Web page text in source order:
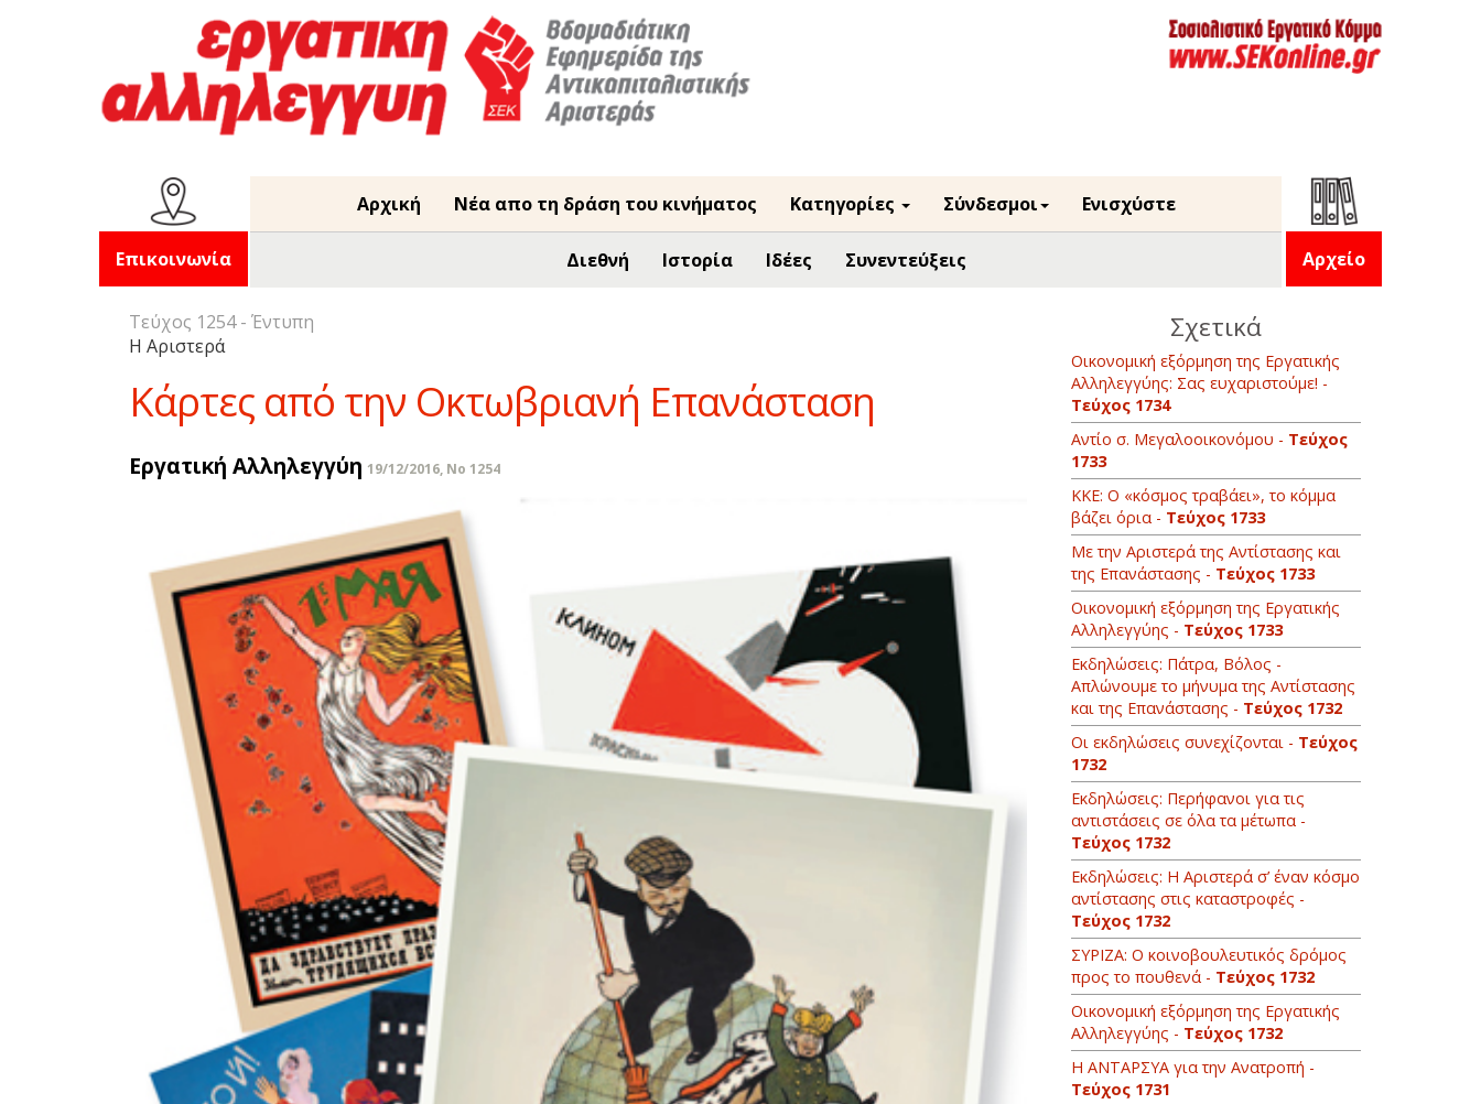
Επικοινωνία
Αρχική Νέα απο τη δράση του κινήματος Κατηγορίες Σύνδεσμοι Ενισχύστε
Διεθνή Ιστορία Ιδέες Συνεντεύξεις Αρχείο
Τεύχος 1254 - Έντυπη
Η Αριστερά
Κάρτες από την Οκτωβριανή Επανάσταση
Εργατική Αλληλεγγύη 19/12/2016, No 1254
Σχετικά
Οικονομική εξόρμηση της Εργατικής
Αλληλεγγύης: Σας ευχαριστούμε! -
Τεύχος 1734
Αντίο σ. Μεγαλοοικονόμου - Τεύχος
1733
ΚΚΕ: O «κόσμος τραβάει», το κόμμα
βάζει όρια - Τεύχος 1733
Με την Αριστερά της Αντίστασης και
της Επανάστασης - Τεύχος 1733
Οικονομική εξόρμηση της Εργατικής
Αλληλεγγύης - Τεύχος 1733
Εκδηλώσεις: Πάτρα, Βόλος -
Απλώνουμε το μήνυμα της Αντίστασης
και της Επανάστασης - Τεύχος 1732
Oι εκδηλώσεις συνεχίζονται - Τεύχος
1732
Εκδηλώσεις: Περήφανοι για τις
αντιστάσεις σε όλα τα μέτωπα -
Τεύχος 1732
Εκδηλώσεις: Η Αριστερά σ’ έναν κόσμο
αντίστασης στις καταστροφές -
Τεύχος 1732
ΣΥΡΙΖΑ: Ο κοινοβουλευτικός δρόμος
προς το πουθενά - Τεύχος 1732
Οικονομική εξόρμηση της Εργατικής
Αλληλεγγύης - Τεύχος 1732
Η ΑΝΤΑΡΣΥΑ για την Ανατροπή -
Τεύχος 1731